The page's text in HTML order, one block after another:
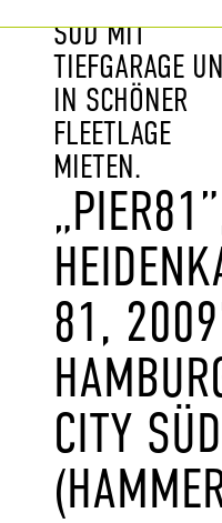
SÜD MIT
TIEFGARAGE
IN SCHÖNER
FLEETLAGE
MIETEN.
81,
CITY SÜD